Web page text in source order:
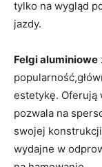
tylko na‌ wygląd
jazdy.
Felgi aluminiowe
estetykę. Oferują
pozwala na
swojej
wydajne w